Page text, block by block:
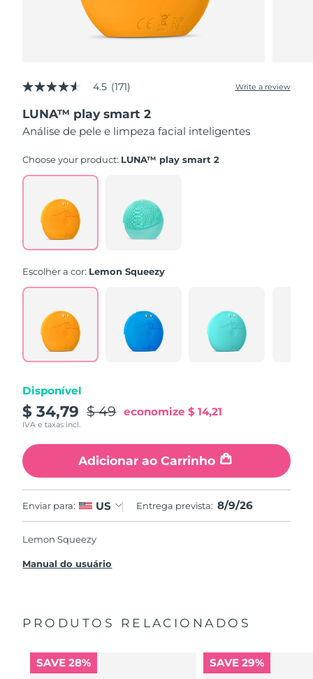
4.5
of
5
stars,
rating
Read
Reviews.
Same
page
link.
4.5 (171) Write a review
LUNA™ play smart 2
Análise de pele e limpeza facial inteligentes
Choose your product: LUNA™ play smart 2
Escolher a cor: Lemon Squeezy
Disponível
$ 34,79 $ 49 economize$ 14,21
IVA e taxas incl.
Adicionar ao Carrinho
Enviar para: US Entrega prevista: 8/9/26
Lemon Squeezy
Manual do usuário
PRODUTOS RELACIONADOS
SAVE 28% SAVE 29%